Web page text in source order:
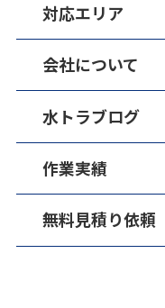
対応エリア
会社について
水トラブログ
作業実績
無料見積り依頼